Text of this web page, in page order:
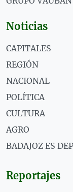
Noticias
CAPITALES
REGIÓN
NACIONAL
POLÍTICA
CULTURA
AGRO
BADAJOZ ES
Reportajes